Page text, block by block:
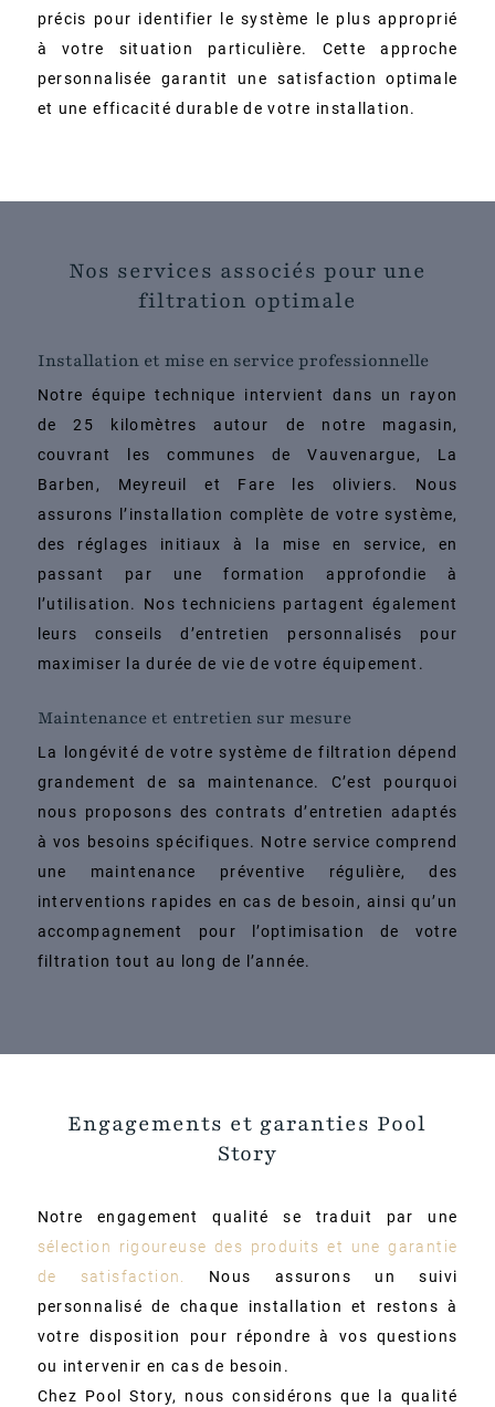
précis pour identifier le système le plus approprié
à votre situation particulière. Cette approche
personnalisée garantit une satisfaction optimale
et une efficacité durable de votre installation.
Nos services associés pour une
filtration optimale
Installation et mise en service professionnelle
Notre équipe technique intervient dans un rayon
de 25 kilomètres autour de notre magasin,
couvrant les communes de Vauvenargue, La
Barben, Meyreuil et Fare les oliviers. Nous
assurons l’installation complète de votre système,
des réglages initiaux à la mise en service, en
passant par une formation approfondie à
l’utilisation. Nos techniciens partagent également
leurs conseils d’entretien personnalisés pour
maximiser la durée de vie de votre équipement.
Maintenance et entretien sur mesure
La longévité de votre système de filtration dépend
grandement de sa maintenance. C’est pourquoi
nous proposons des contrats d’entretien adaptés
à vos besoins spécifiques. Notre service comprend
une maintenance préventive régulière, des
interventions rapides en cas de besoin, ainsi qu’un
accompagnement pour l’optimisation de votre
filtration tout au long de l’année.
Engagements et garanties Pool
Story
Notre engagement qualité se traduit par une
sélection rigoureuse des produits et une garantie
de satisfaction.
Nous assurons un suivi
personnalisé de chaque installation et restons à
votre disposition pour répondre à vos questions
ou intervenir en cas de besoin.
Chez Pool Story, nous considérons que la qualité